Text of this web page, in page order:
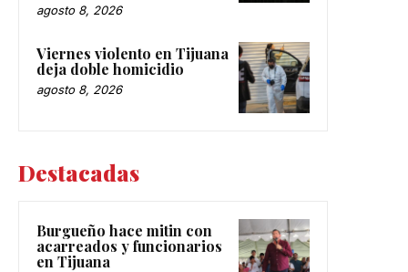
agosto 8, 2026
Viernes violento en Tijuana
deja doble homicidio
agosto 8, 2026
Destacadas
Burgueño hace mitin con
acarreados y funcionarios
en Tijuana